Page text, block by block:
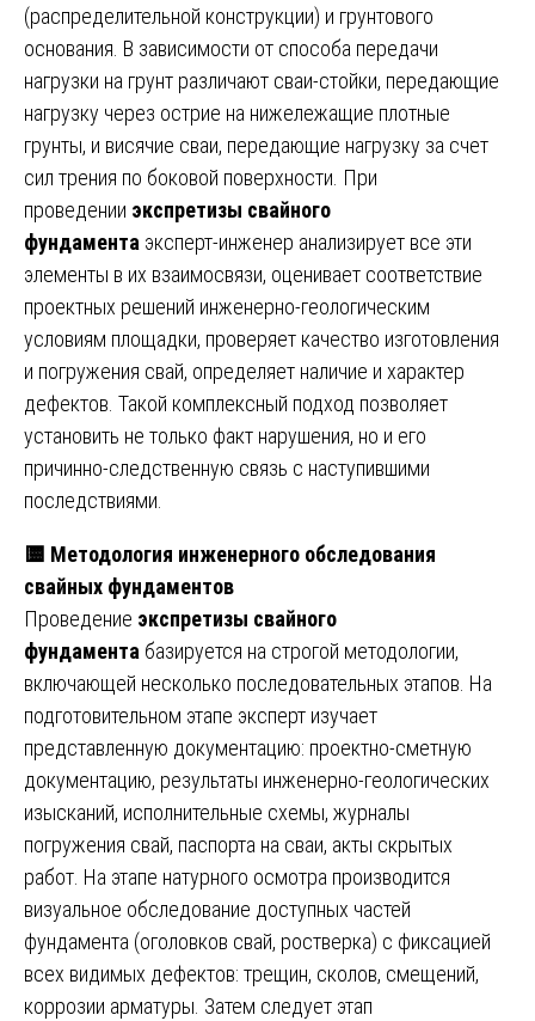
(распределительной конструкции) и грунтового
основания. В зависимости от способа передачи
нагрузки на грунт различают сваи-стойки, передающие
нагрузку через острие на нижележащие плотные
грунты, и висячие сваи, передающие нагрузку за счет
сил трения по боковой поверхности. При
проведении экспретизы свайного
фундамента эксперт-инженер анализирует все эти
элементы в их взаимосвязи, оценивает соответствие
проектных решений инженерно-геологическим
условиям площадки, проверяет качество изготовления
и погружения свай, определяет наличие и характер
дефектов. Такой комплексный подход позволяет
установить не только факт нарушения, но и его
причинно-следственную связь с наступившими
последствиями.
🟨 Методология инженерного обследования
свайных фундаментов
Проведение экспретизы свайного
фундамента базируется на строгой методологии,
включающей несколько последовательных этапов. На
подготовительном этапе эксперт изучает
представленную документацию: проектно-сметную
документацию, результаты инженерно-геологических
изысканий, исполнительные схемы, журналы
погружения свай, паспорта на сваи, акты скрытых
работ. На этапе натурного осмотра производится
визуальное обследование доступных частей
фундамента (оголовков свай, ростверка) с фиксацией
всех видимых дефектов: трещин, сколов, смещений,
коррозии арматуры. Затем следует этап